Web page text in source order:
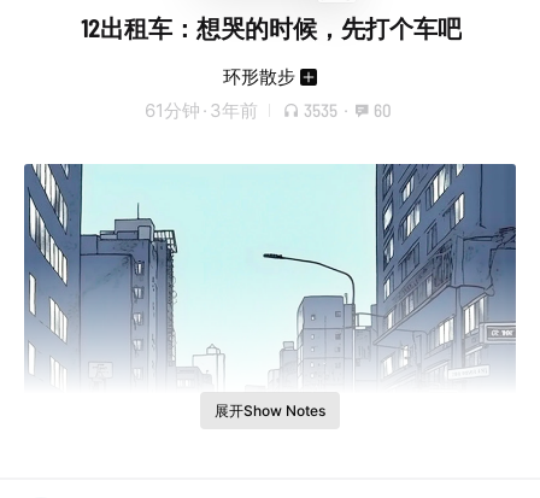
12出租车：想哭的时候，先打个车吧
环形散步
61分钟 · 3年前 3535 · 60
展开Show Notes